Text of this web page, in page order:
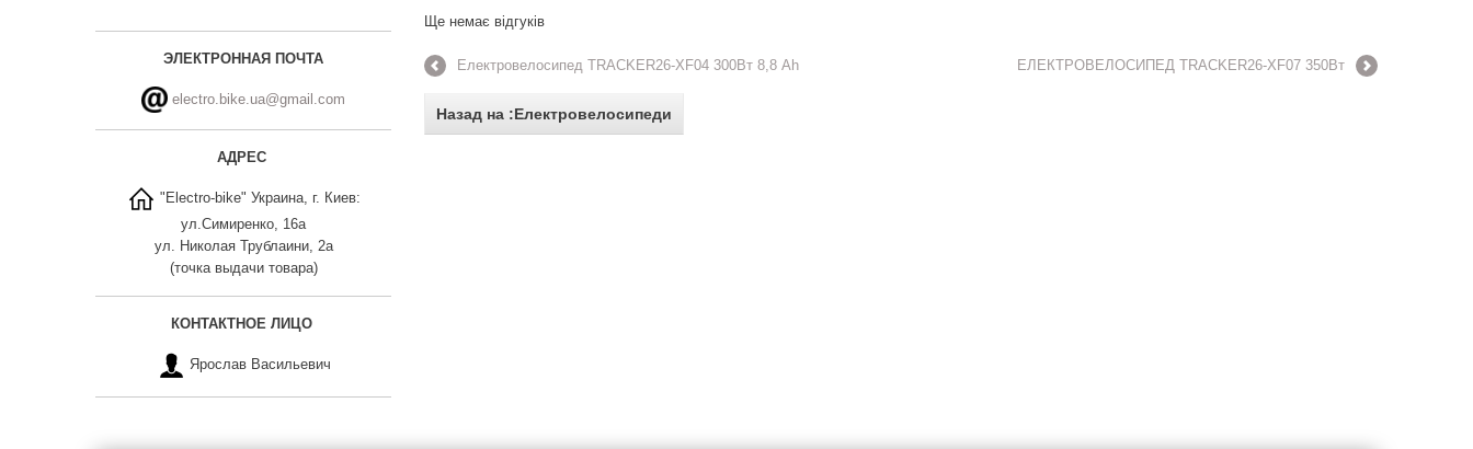
ЭЛЕКТРОННАЯ ПОЧТА
electro.bike.ua@gmail.com
АДРЕС
"Electro-bike" Украина, г. Киев:
ул.Симиренко, 16а
ул. Николая Трублаини, 2а
(точка выдачи товара)
КОНТАКТНОЕ ЛИЦО
Ярослав Васильевич
Ще немає відгуків
ЕЛЕКТРОВЕЛОСИПЕД TRACKER26-XF07 350Вт
Електровелосипед TRACKER26-XF04 300Вт 8,8 Ah
Назад на :Електровелосипеди